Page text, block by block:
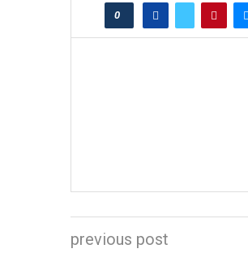
0
previous post